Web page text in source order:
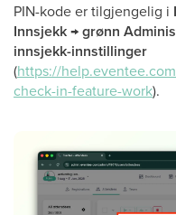
PIN-kode er tilgjengelig i
Innsjekk → grønn
innsjekk-innstillinger
(https://
check-in-feature-work).